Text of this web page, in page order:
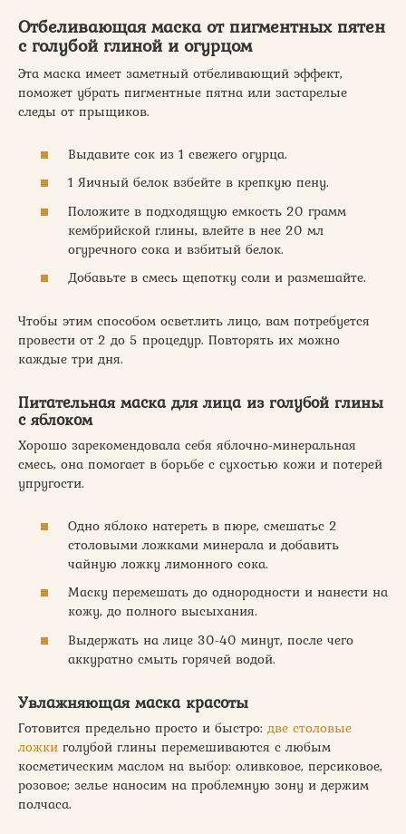
Отбеливающая маска от пигментных пятен
с голубой глиной и огурцом
Эта маска имеет заметный отбеливающий эффект,
поможет убрать пигментные пятна или застарелые
следы от прыщиков.
Выдавите сок из 1 свежего огурца.
1 Яичный белок взбейте в крепкую пену.
Положите в подходящую емкость 20 грамм
кембрийской глины, влейте в нее 20 мл
огуречного сока и взбитый белок.
Добавьте в смесь щепотку соли и размешайте.
Чтобы этим способом осветлить лицо, вам потребуется
провести от 2 до 5 процедур. Повторять их можно
каждые три дня.
Питательная маска для лица из голубой глины
с яблоком
Хорошо зарекомендовала себя яблочно-минеральная
смесь, она помогает в борьбе с сухостью кожи и потерей
упругости.
Одно яблоко натереть в пюре, смешатьс 2
столовыми ложками минерала и добавить
чайную ложку лимонного сока.
Маску перемешать до однородности и нанести на
кожу, до полного высыхания.
Выдержать на лице 30-40 минут, после чего
аккуратно смыть горячей водой.
Увлажняющая маска красоты
Готовится предельно просто и быстро: две столовые
ложки голубой глины перемешиваются с любым
косметическим маслом на выбор: оливковое, персиковое,
розовое; зелье наносим на проблемную зону и держим
полчаса.